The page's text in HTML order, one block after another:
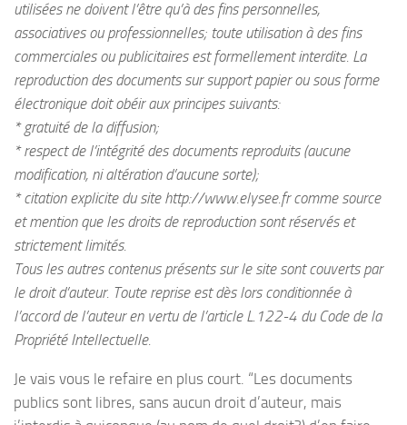
utilisées ne doivent l’être qu’à des fins personnelles,
associatives ou professionnelles; toute utilisation à des fins
commerciales ou publicitaires est formellement interdite. La
reproduction des documents sur support papier ou sous forme
électronique doit obéir aux principes suivants:
* gratuité de la diffusion;
* respect de l’intégrité des documents reproduits (aucune
modification, ni altération d’aucune sorte);
* citation explicite du site http://www.elysee.fr comme source
et mention que les droits de reproduction sont réservés et
strictement limités.
Tous les autres contenus présents sur le site sont couverts par
le droit d’auteur. Toute reprise est dès lors conditionnée à
l’accord de l’auteur en vertu de l’article L.122-4 du Code de la
Propriété Intellectuelle.
Je vais vous le refaire en plus court. “Les documents
publics sont libres, sans aucun droit d’auteur, mais